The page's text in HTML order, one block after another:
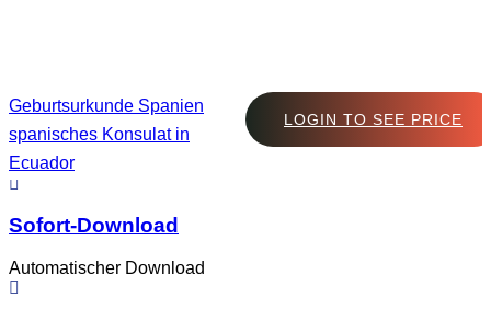
Geburtsurkunde Spanien
spanisches Konsulat in
Ecuador
LOGIN TO SEE PRICE
Sofort-Download
Automatischer Download